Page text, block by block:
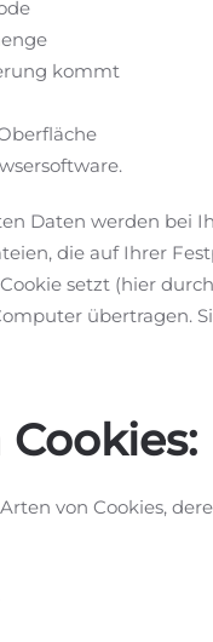
kommt
Daten werden bei
die auf Ihrer
setzt (hier
übertragen.
von Cookies,